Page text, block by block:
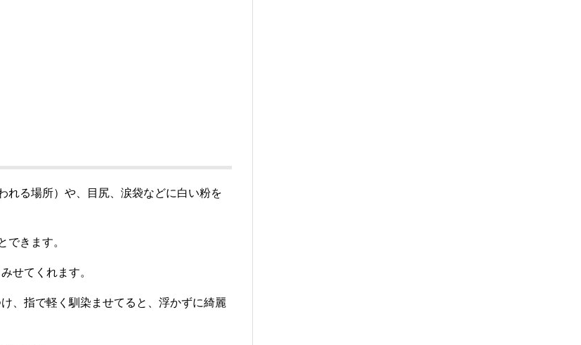
れる場所）や、目尻、涙袋などに白い粉を
できます。
せてくれます。
、指で軽く馴染ませてると、浮かずに綺麗